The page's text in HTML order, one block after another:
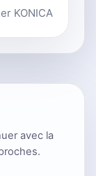
KONICA
avec la